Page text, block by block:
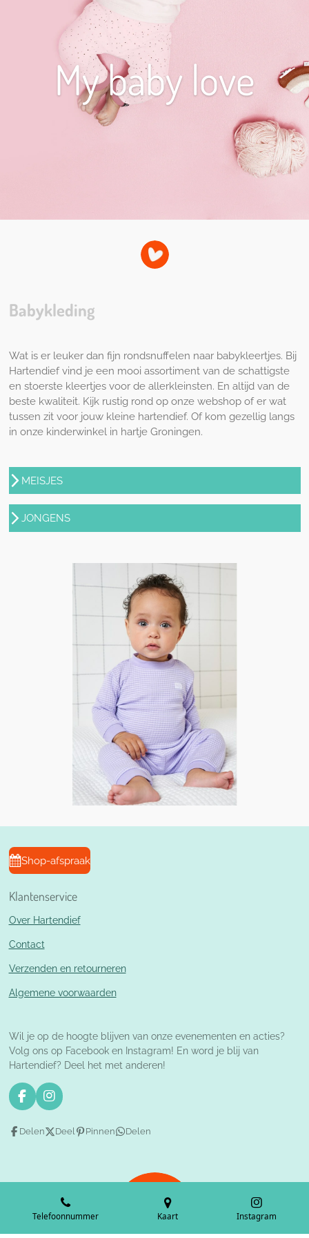
My baby love
Babykleding
Wat is er leuker dan fijn rondsnuffelen naar babykleertjes. Bij
Hartendief vind je een mooi assortiment van de schattigste
en stoerste kleertjes voor de allerkleinsten. En altijd van de
beste kwaliteit. Kijk rustig rond op onze webshop of er wat
tussen zit voor jouw kleine hartendief. Of kom gezellig langs
in onze kinderwinkel in hartje Groningen.
MEISJES
JONGENS
Shop-afspraak
Klantenservice
Over Hartendief
Contact
Verzenden en retourneren
Algemene voorwaarden
Wil je op de hoogte blijven van onze evenementen en acties?
Volg ons op Facebook en Instagram! En word je blij van
Hartendief? Deel het met anderen!
F
a
c
I
n
s
t
Delen Deel Pinnen Delen
Telefoonnummer Kaart Instagram